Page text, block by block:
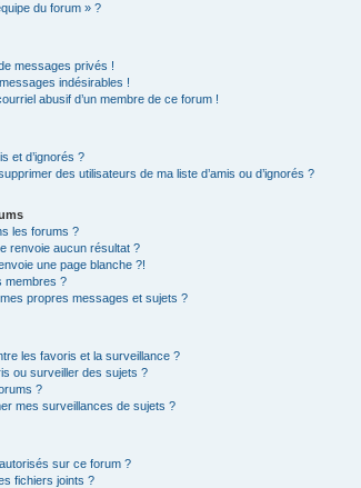
du forum » ?
messages privés !
indésirables !
abusif d’un membre de ce forum !
et d’ignorés ?
des utilisateurs de ma liste d’amis ou d’ignorés ?
les forums ?
renvoie aucun résultat ?
une page blanche ?!
membres ?
propres messages et sujets ?
les favoris et la surveillance ?
ou surveiller des sujets ?
?
mes surveillances de sujets ?
sur ce forum ?
fichiers joints ?